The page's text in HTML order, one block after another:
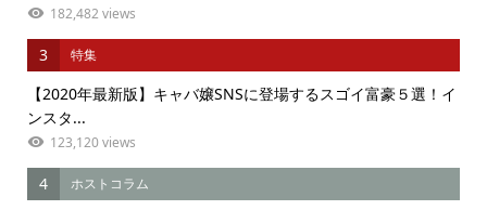
182,482 views
3 特集
【2020年最新版】キャバ嬢SNSに登場するスゴイ富豪５選！イ
ンスタ...
123,120 views
4 ホストコラム